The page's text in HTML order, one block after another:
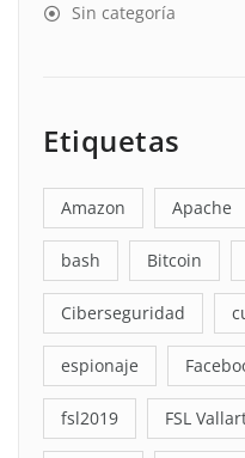
Sin categoría
Etiquetas
Amazon Apache
bash Bitcoin
Ciberseguridad
espionaje
fsl2019 FSL